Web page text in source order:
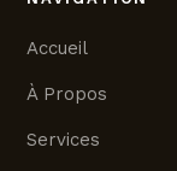
Accueil
À Propos
Services